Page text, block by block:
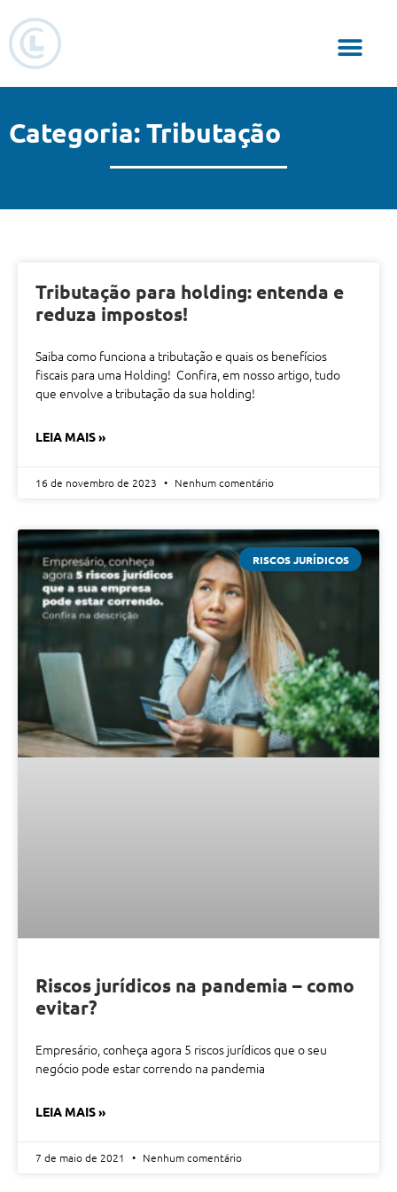
Categoria: Tributação
Tributação para holding: entenda e
reduza impostos!
Saiba como funciona a tributação e quais os benefícios
fiscais para uma Holding! Confira, em nosso artigo, tudo
que envolve a tributação da sua holding!
LEIA MAIS »
16 de novembro de 2023 Nenhum comentário
RISCOS JURÍDICOS
Riscos jurídicos na pandemia – como
evitar?
Empresário, conheça agora 5 riscos jurídicos que o seu
negócio pode estar correndo na pandemia
LEIA MAIS »
7 de maio de 2021 Nenhum comentário